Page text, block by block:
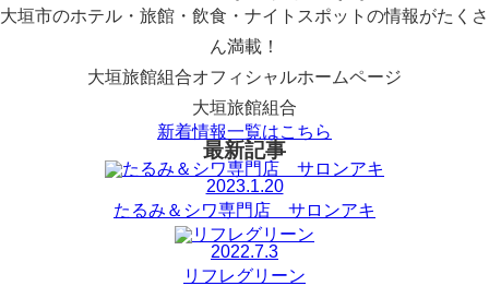
大垣市のホテル・旅館・飲食・ナイトスポットの情報がたくさ
ん満載！
大垣旅館組合オフィシャルホームページ
大垣旅館組合
新着情報一覧はこちら
最新記事
2023.1.20
たるみ＆シワ専門店 サロンアキ
2022.7.3
リフレグリーン